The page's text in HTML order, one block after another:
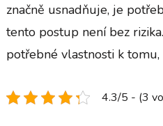
značně usnadňuje, je
tento postup není bez
potřebné vlastnosti k
4.3/5 - (3